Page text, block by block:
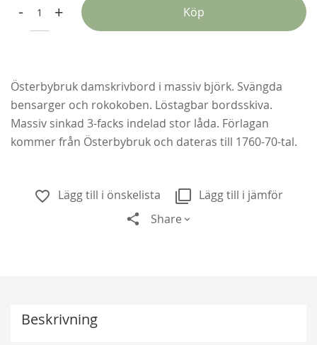
Från 179,00 kr
- + Köp
Österbybruk damskrivbord i massiv björk. Svängda
bensarger och rokokoben. Löstagbar bordsskiva.
Massiv sinkad 3-facks indelad stor låda. Förlagan
kommer från Österbybruk och dateras till 1760-70-tal.
Lägg till i önskelista
Lägg till i jämför
Share
Beskrivning